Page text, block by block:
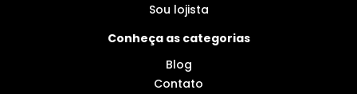
Sou lojista
Conheça as categorias
Blog
Contato